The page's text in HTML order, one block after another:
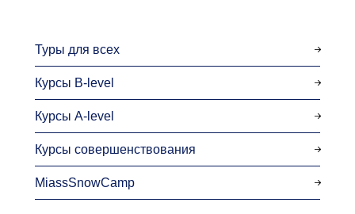
Туры для всех
Курсы B-level
Курсы A-level
MiassSnowCamp
Курсы совершенствования